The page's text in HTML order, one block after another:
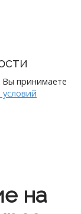
принимаете
на